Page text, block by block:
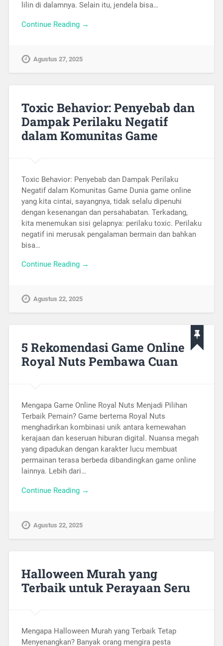
lilin di dalamnya. Selain itu, jendela bisa…
Continue Reading →
Agustus 27, 2025
Toxic Behavior: Penyebab dan
Dampak Perilaku Negatif
dalam Komunitas Game
Toxic Behavior: Penyebab dan Dampak Perilaku
Negatif dalam Komunitas Game Dunia game online
yang kita cintai, sayangnya, tidak selalu dipenuhi
dengan kesenangan dan persahabatan. Terkadang,
kita menemukan sisi gelapnya: perilaku toxic. Perilaku
negatif ini merusak pengalaman bermain dan bahkan
bisa…
Continue Reading →
Agustus 22, 2025
5 Rekomendasi Game Online
Royal Nuts Pembawa Cuan
Mengapa Game Online Royal Nuts Menjadi Pilihan
Terbaik Pemain? Game bertema Royal Nuts
menghadirkan kombinasi unik antara kemewahan
kerajaan dan keseruan hiburan digital. Nuansa megah
yang dipadukan dengan karakter lucu membuat
permainan terasa berbeda dibandingkan game online
lainnya. Lebih dari…
Continue Reading →
Agustus 22, 2025
Halloween Murah yang
Terbaik untuk Perayaan Seru
Mengapa Halloween Murah yang Terbaik Tetap
Menyenangkan? Banyak orang mengira pesta